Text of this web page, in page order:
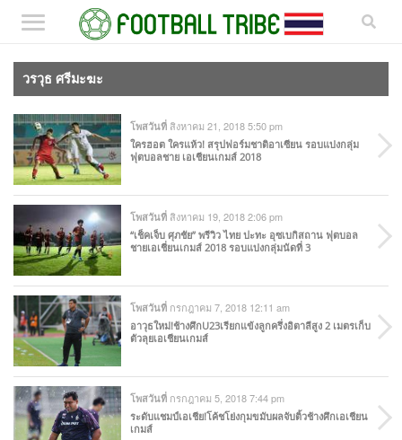
วรวุธ ศรีมะฆะ
โพสวันที่ สิงหาคม 21, 2018 5:50 pm
ใครฮอต ใครแห้ว! สรุปฟอร์มชาติอาเซียน รอบแบ่งกลุ่ม
ฟุตบอลชาย เอเชียนเกมส์ 2018
โพสวันที่ สิงหาคม 19, 2018 2:06 pm
“เช็คเจ็บ ศุภชัย” พรีวิว ไทย ปะทะ อุซเบกิสถาน ฟุตบอล
ชายเอเชี่ยนเกมส์ 2018 รอบแบ่งกลุ่มนัดที่ 3
โพสวันที่ กรกฎาคม 7, 2018 12:11 am
อาวุธใหม่!ช้างศึกU23เรียกแข้งลูกครึ่งอิตาลีสูง 2 เมตรเก็บ
ตัวลุยเอเชียนเกมส์
โพสวันที่ กรกฎาคม 5, 2018 7:44 pm
ระดับแชมป์เอเชีย!โค้ชโย่งกุมขมับผลจับติ้วช้างศึกเอเชียน
เกมส์